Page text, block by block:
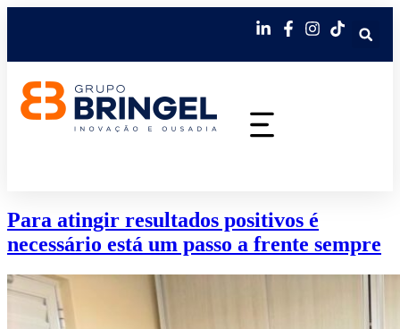
Para atingir resultados positivos é
necessário está um passo a frente sempre